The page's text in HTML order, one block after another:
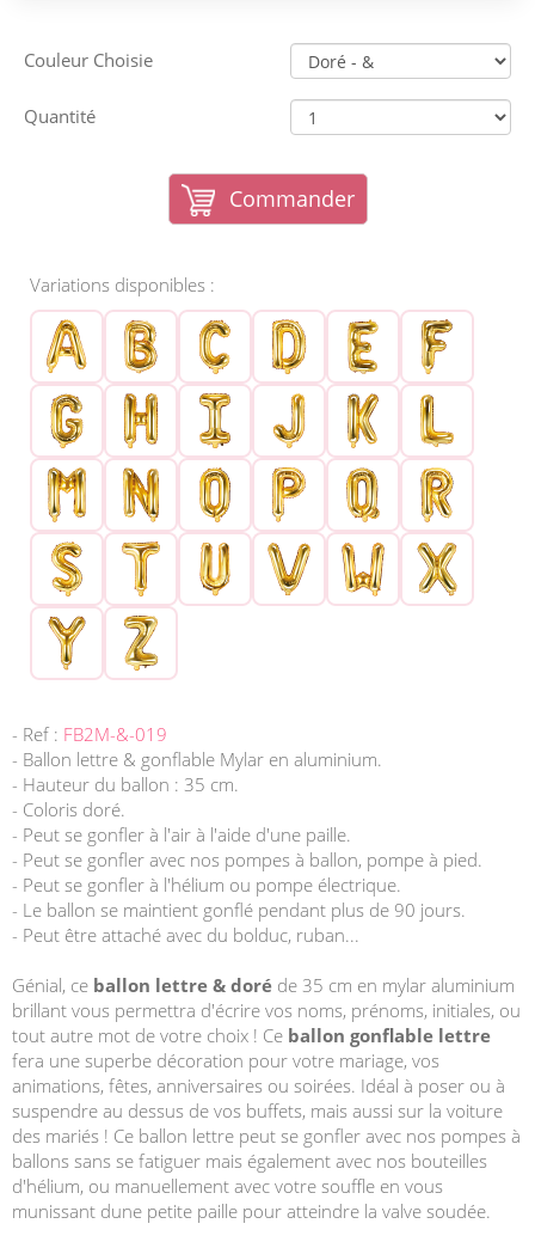
Couleur Choisie
Quantité
Commander
Variations disponibles :
- Ref : FB2M-&-019
- Ballon lettre & gonflable Mylar en aluminium.
- Hauteur du ballon : 35 cm.
- Coloris doré.
- Peut se gonfler à l'air à l'aide d'une paille.
- Peut se gonfler avec nos pompes à ballon, pompe à pied.
- Peut se gonfler à l'hélium ou pompe électrique.
- Le ballon se maintient gonflé pendant plus de 90 jours.
- Peut être attaché avec du bolduc, ruban...
Génial, ce ballon lettre & doré de 35 cm en mylar aluminium
brillant vous permettra d'écrire vos noms, prénoms, initiales, ou
tout autre mot de votre choix ! Ce ballon gonflable lettre
fera une superbe décoration pour votre mariage, vos
animations, fêtes, anniversaires ou soirées. Idéal à poser ou à
suspendre au dessus de vos buffets, mais aussi sur la voiture
des mariés ! Ce ballon lettre peut se gonfler avec nos pompes à
ballons sans se fatiguer mais également avec nos bouteilles
d'hélium, ou manuellement avec votre souffle en vous
munissant dune petite paille pour atteindre la valve soudée.